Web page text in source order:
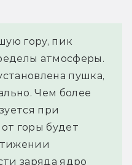
гору, пик
атмосферы.
пушка,
Чем более
при
горы будет
заряда ядро